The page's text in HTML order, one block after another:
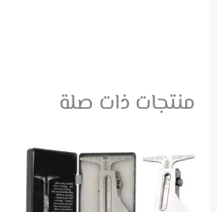
منتجات ذات صلة